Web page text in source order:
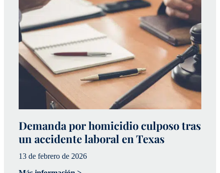
Demanda por homicidio culposo tras
un accidente laboral en Texas
13 de febrero de 2026